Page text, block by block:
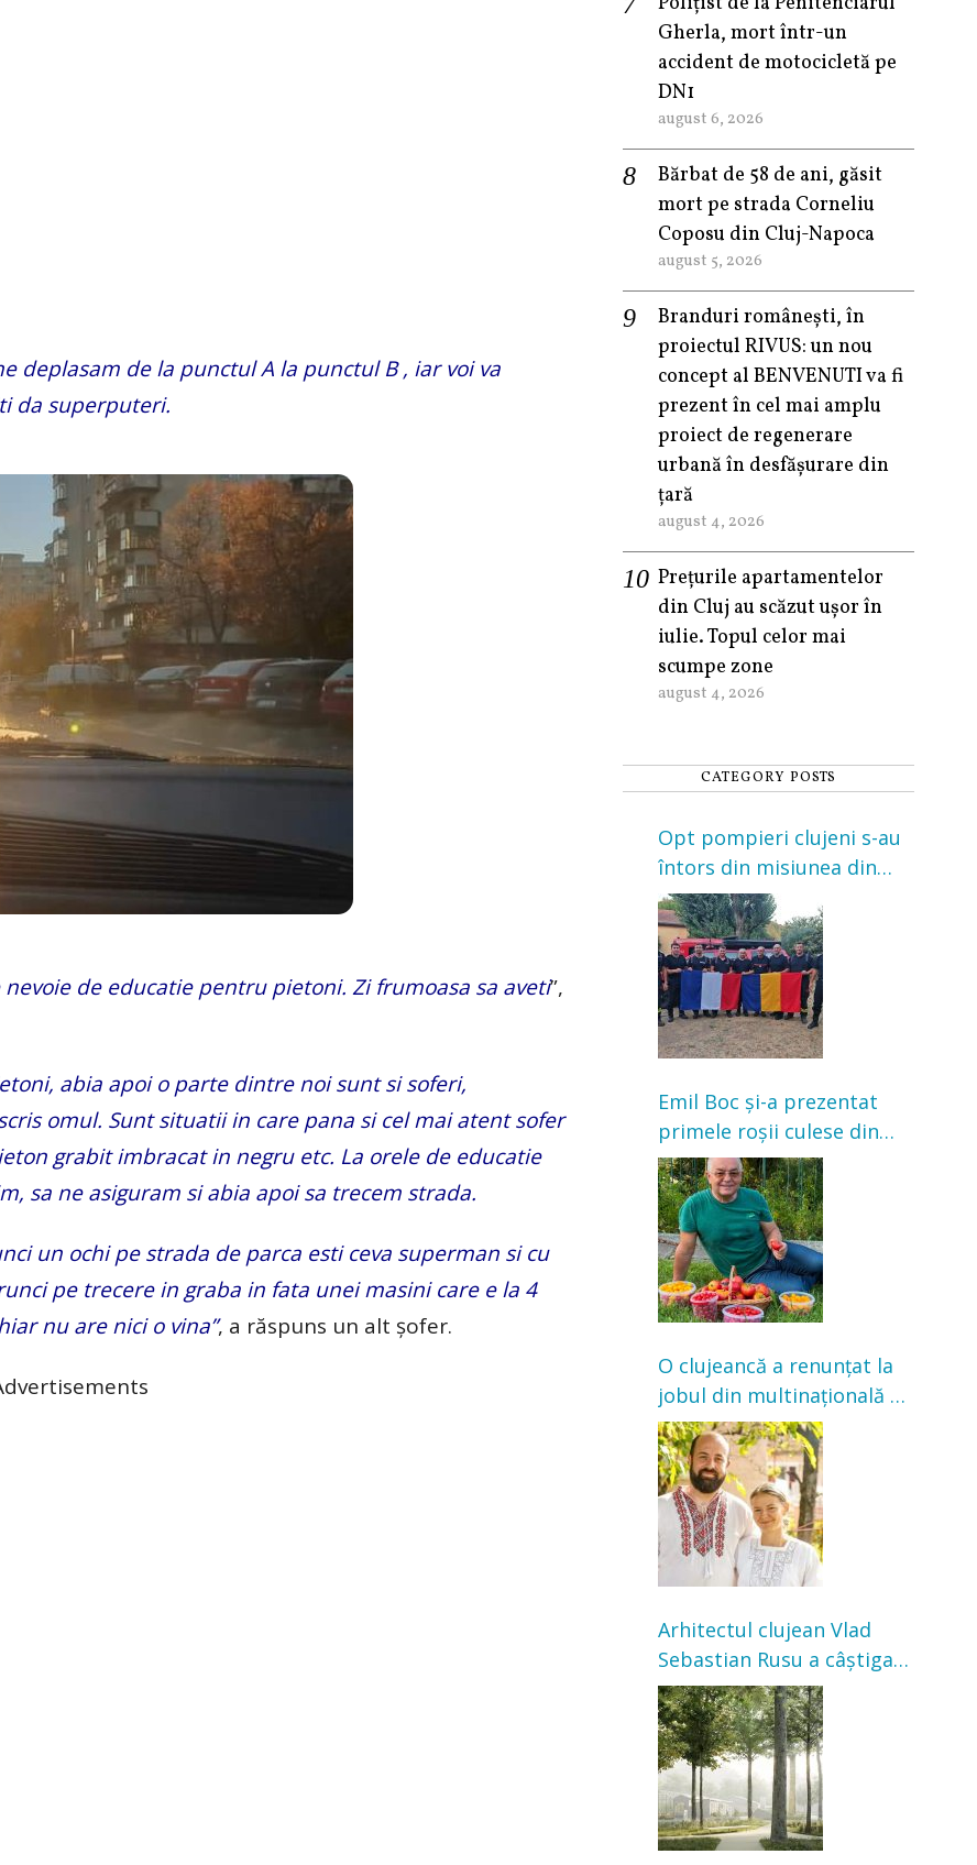
deplasam de la punctul A la punctul B , iar voi va
da superputeri.
de educatie pentru pietoni. Zi frumoasa sa aveti”,
abia apoi o parte dintre noi sunt si soferi,
omul. Sunt situatii in care pana si cel mai atent sofer
grabit imbracat in negru etc. La orele de educatie
sa ne asiguram si abia apoi sa trecem strada.
un ochi pe strada de parca esti ceva superman si cu
pe trecere in graba in fata unei masini care e la 4
nu are nici o vina”, a răspuns un alt șofer.
Gherla, mort într-un
accident de motocicletă pe
DN1
august 6, 2026
Bărbat de 58 de ani, găsit
mort pe strada Corneliu
Coposu din Cluj-Napoca
august 5, 2026
Branduri românești, în
proiectul RIVUS: un nou
concept al BENVENUTI va fi
prezent în cel mai amplu
proiect de regenerare
urbană în desfășurare din
țară
august 4, 2026
Prețurile apartamentelor
din Cluj au scăzut ușor în
iulie. Topul celor mai
scumpe zone
august 4, 2026
CATEGORY POSTS
Opt pompieri clujeni s-au
întors din misiunea din
Franța. Au intervenit la
incendii de vegetație și
pădure
Emil Boc și-a prezentat
primele roșii culese din
grădină: „Niciun magazin
nu poate oferi această
satisfacție”
O clujeancă a renunțat la
jobul din multinațională și
s-a mutat la țară. Acum
cultivă legume în grădina
bunicilor
Arhitectul clujean Vlad
Sebastian Rusu a câștigat
concursul pentru
transformarea Grădinii
Casei Universitarilor